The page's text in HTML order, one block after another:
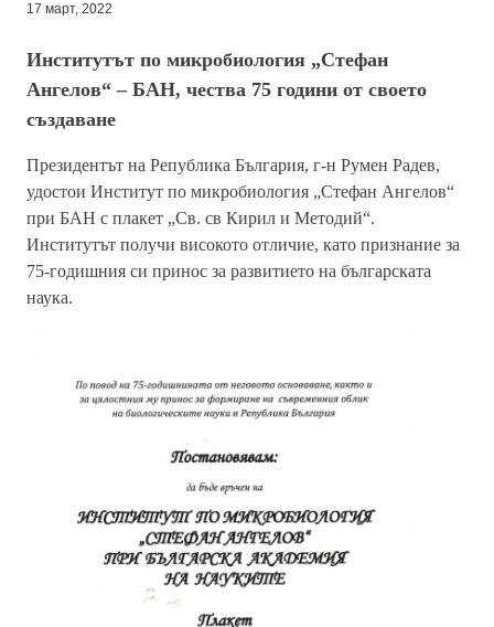
17 март, 2022
Институтът по микробиология „Стефан
Ангелов“ – БАН, чества 75 години от своето
създаване
Президентът на Република България, г-н Румен Радев,
удостои Институт по микробиология „Стефан Ангелов“
при БАН с плакет „Св. св Кирил и Методий“.
Институтът получи високото отличие, като признание за
75-годишния си принос за развитието на българската
наука.